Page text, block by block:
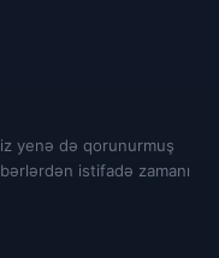
yenə də qorunurmuş
istifadə zamanı